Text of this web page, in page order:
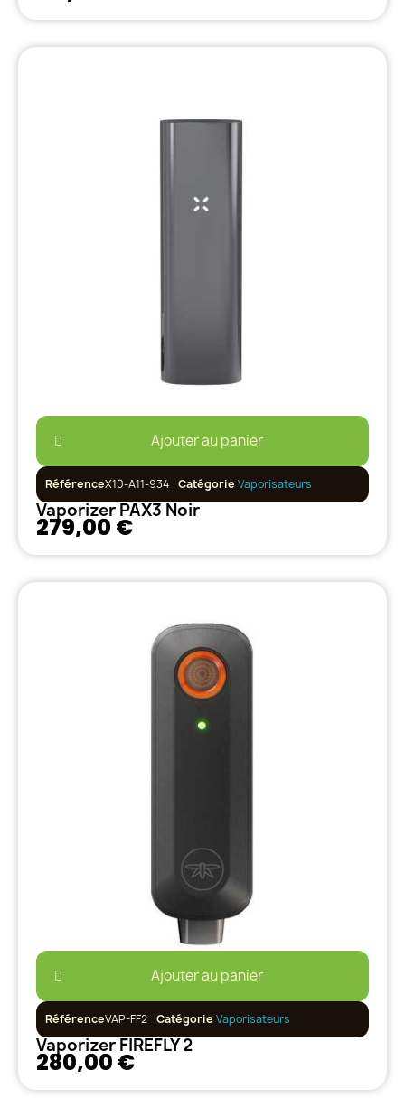
Ajouter au panier
RéférenceX10-A11-934 Catégorie Vaporisateurs
Vaporizer PAX3 Noir
279,00 €
Ajouter au panier
RéférenceVAP-FF2 Catégorie Vaporisateurs
Vaporizer FIREFLY 2
280,00 €